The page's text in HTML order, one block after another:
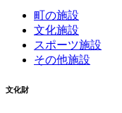
町の施設
文化施設
スポーツ施設
その他施設
文化財